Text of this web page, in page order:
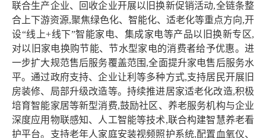
联合生产企业、回收企业开展以旧换新促销活动,全链条整
合上下游资源,聚焦绿色化、智能化、适老化等重点方向,开
设“线上+线下”智能家电、集成家电等产品以旧换新专区,
对以旧家电换购节能、节水型家电的消费者给予优惠。进
一步扩大规范售后服务覆盖范围,全面提升家电售后服务水
平。通过政府支持、企业让利等多种方式,支持居民开展旧
房装修、局部升级改造等。持续推进居家适老化改造,积极
培育智能家居等新型消费,鼓励社区、养老服务机构与企业
深度应用物联感知、人工智能等技术,联合构建智慧养老看
护平台。支持老年人家庭安装视频照护系统,配置血氧仪、